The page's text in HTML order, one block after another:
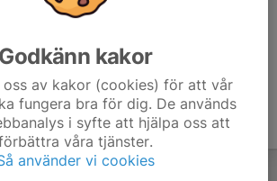
Godkänn kakor
oss av kakor (cookies) för att vår
fungera bra för dig. De används
i syfte att hjälpa oss att
våra tjänster.
använder vi cookies